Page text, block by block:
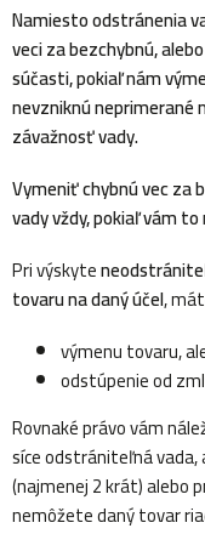
Namiesto odstránenia
veci za bezchybnú,
súčasti, pokiaľ nám
nevzniknú neprimerané
závažnosť vady.
Vymeniť chybnú vec za
vady vždy, pokiaľ vám
Pri výskyte
tovaru na daný účel,
výmenu tovaru,
odstúpenie od
Rovnaké právo vám
síce odstrániteľná
(najmenej 2 krát) alebo
nemôžete daný tovar